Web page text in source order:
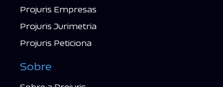
Projuris Empresas
Projuris Jurimetria
Projuris Peticiona
Sobre